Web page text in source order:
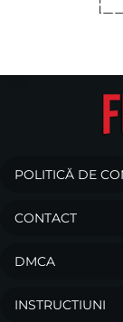
POLITICĂ DE
CONTACT
DMCA
INSTRUCTIUNI